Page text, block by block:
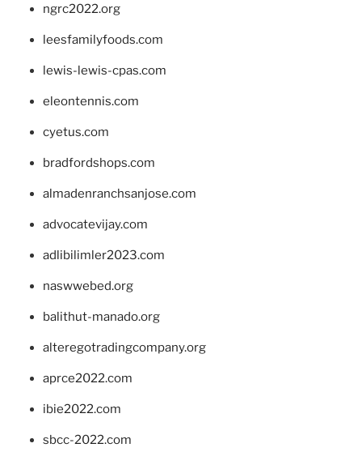
ngrc2022.org
leesfamilyfoods.com
lewis-lewis-cpas.com
eleontennis.com
cyetus.com
bradfordshops.com
almadenranchsanjose.com
advocatevijay.com
adlibilimler2023.com
naswwebed.org
balithut-manado.org
alteregotradingcompany.org
aprce2022.com
ibie2022.com
sbcc-2022.com